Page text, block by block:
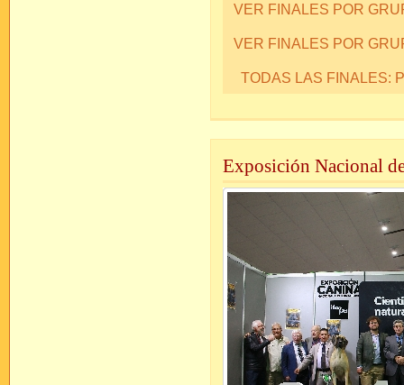
VER FINALES POR
VER FINALES POR
TODAS LAS FINALES:
Exposición Nacional